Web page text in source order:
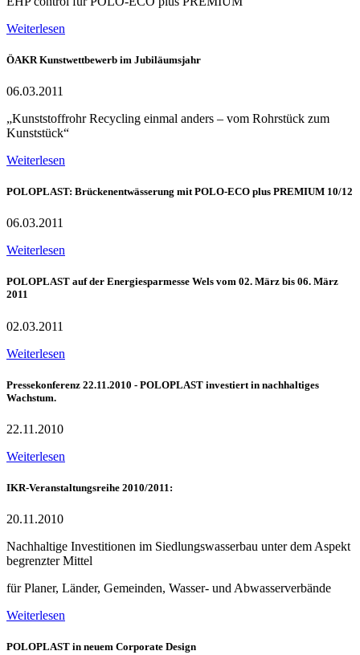
Weiterlesen
ÖAKR Kunstwettbewerb im Jubiläumsjahr
06.03.2011
„Kunststoffrohr Recycling einmal anders – vom Rohrstück zum
Kunststück“
Weiterlesen
POLOPLAST: Brückenentwässerung mit POLO-ECO plus PREMIUM 10/12
06.03.2011
Weiterlesen
POLOPLAST auf der Energiesparmesse Wels vom 02. März bis 06. März
2011
02.03.2011
Weiterlesen
Pressekonferenz 22.11.2010 - POLOPLAST investiert in nachhaltiges
Wachstum.
22.11.2010
Weiterlesen
IKR-Veranstaltungsreihe 2010/2011:
20.11.2010
Nachhaltige Investitionen im Siedlungswasserbau unter dem Aspekt
begrenzter Mittel
für Planer, Länder, Gemeinden, Wasser- und Abwasserverbände
Weiterlesen
POLOPLAST in neuem Corporate Design